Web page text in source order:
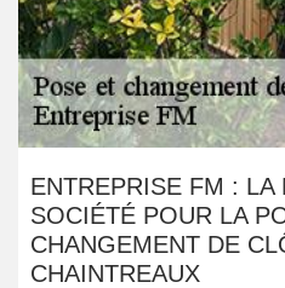
ENTREPRISE FM : LA
SOCIÉTÉ POUR LA
CHANGEMENT DE
CHAINTREAUX